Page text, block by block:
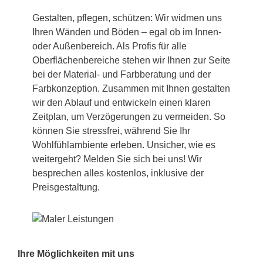
Gestalten, pflegen, schützen: Wir widmen uns
Ihren Wänden und Böden – egal ob im Innen-
oder Außenbereich. Als Profis für alle
Oberflächenbereiche stehen wir Ihnen zur Seite
bei der Material- und Farbberatung und der
Farbkonzeption. Zusammen mit Ihnen gestalten
wir den Ablauf und entwickeln einen klaren
Zeitplan, um Verzögerungen zu vermeiden. So
können Sie stressfrei, während Sie Ihr
Wohlfühlambiente erleben. Unsicher, wie es
weitergeht? Melden Sie sich bei uns! Wir
besprechen alles kostenlos, inklusive der
Preisgestaltung.
Ihre Möglichkeiten mit uns